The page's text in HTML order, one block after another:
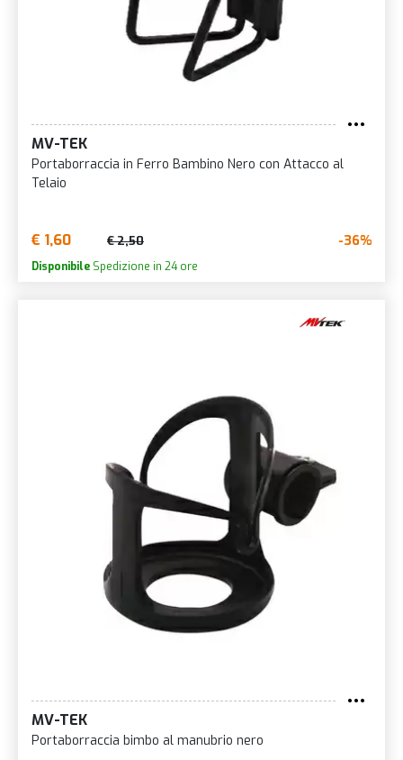
MV-TEK
Portaborraccia in Ferro Bambino Nero con Attacco al
Telaio
€ 1,60 € 2,50 -36%
Disponibile Spedizione in 24 ore
MV-TEK
Portaborraccia bimbo al manubrio nero